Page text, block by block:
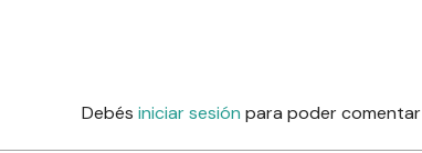
Debés iniciar sesión para poder comentar